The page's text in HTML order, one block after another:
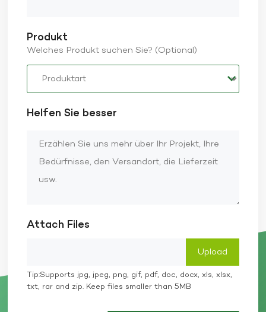
Produkt
Welches Produkt suchen Sie? (Optional)
Helfen Sie besser
Attach Files
Tip:Supports jpg, jpeg, png, gif, pdf, doc, docx, xls, xlsx,
txt, rar and zip. Keep files smaller than 5MB